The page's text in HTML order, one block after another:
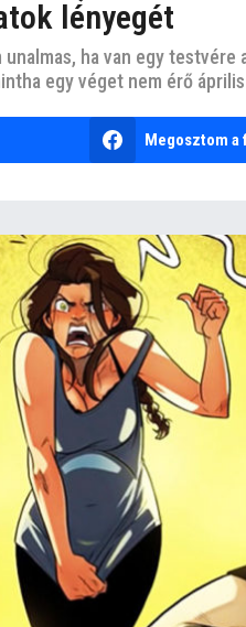
lényegét
ha van egy
egy véget nem érő
Megosztom a